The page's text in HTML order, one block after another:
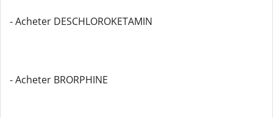
- Acheter DESCHLOROKETAMIN
- Acheter BRORPHINE